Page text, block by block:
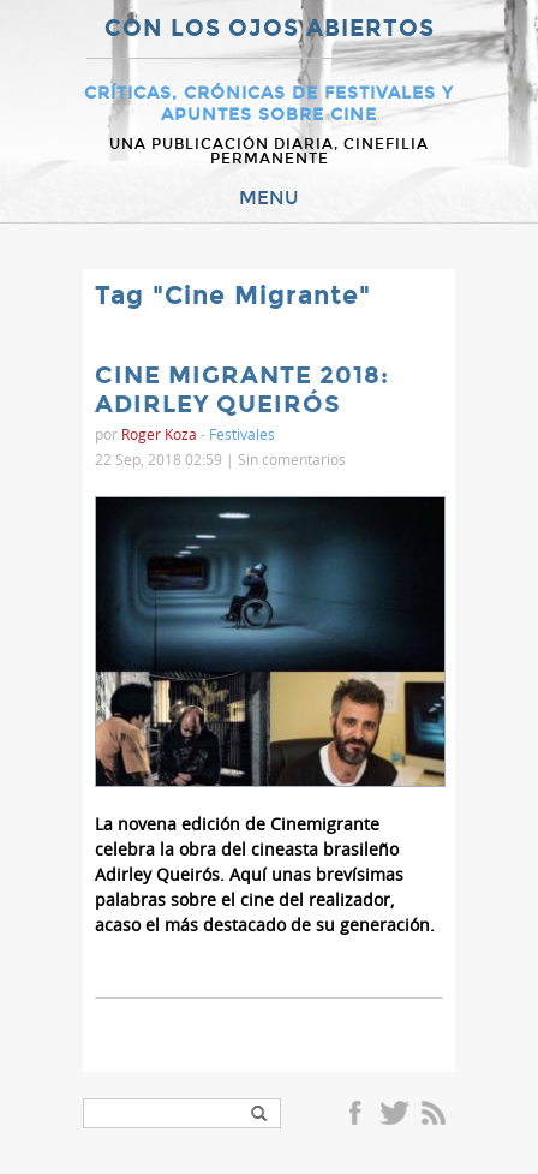
CON LOS OJOS ABIERTOS
CRÍTICAS, CRÓNICAS DE FESTIVALES Y
APUNTES SOBRE CINE
UNA PUBLICACIÓN DIARIA, CINEFILIA
PERMANENTE
MENU
Tag "Cine Migrante"
CINE MIGRANTE 2018:
ADIRLEY QUEIRÓS
por Roger Koza - Festivales
22 Sep, 2018 02:59 | Sin comentarios
La novena edición de Cinemigrante
celebra la obra del cineasta brasileño
Adirley Queirós. Aquí unas brevísimas
palabras sobre el cine del realizador,
acaso el más destacado de su generación.